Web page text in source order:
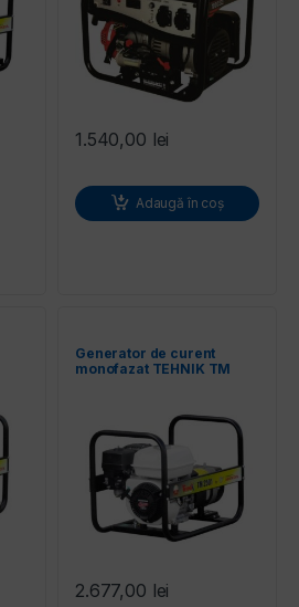
1.540,00 lei
Adaugă în coș
Generator de curent
monofazat TEHNIK TM
2.677,00 lei